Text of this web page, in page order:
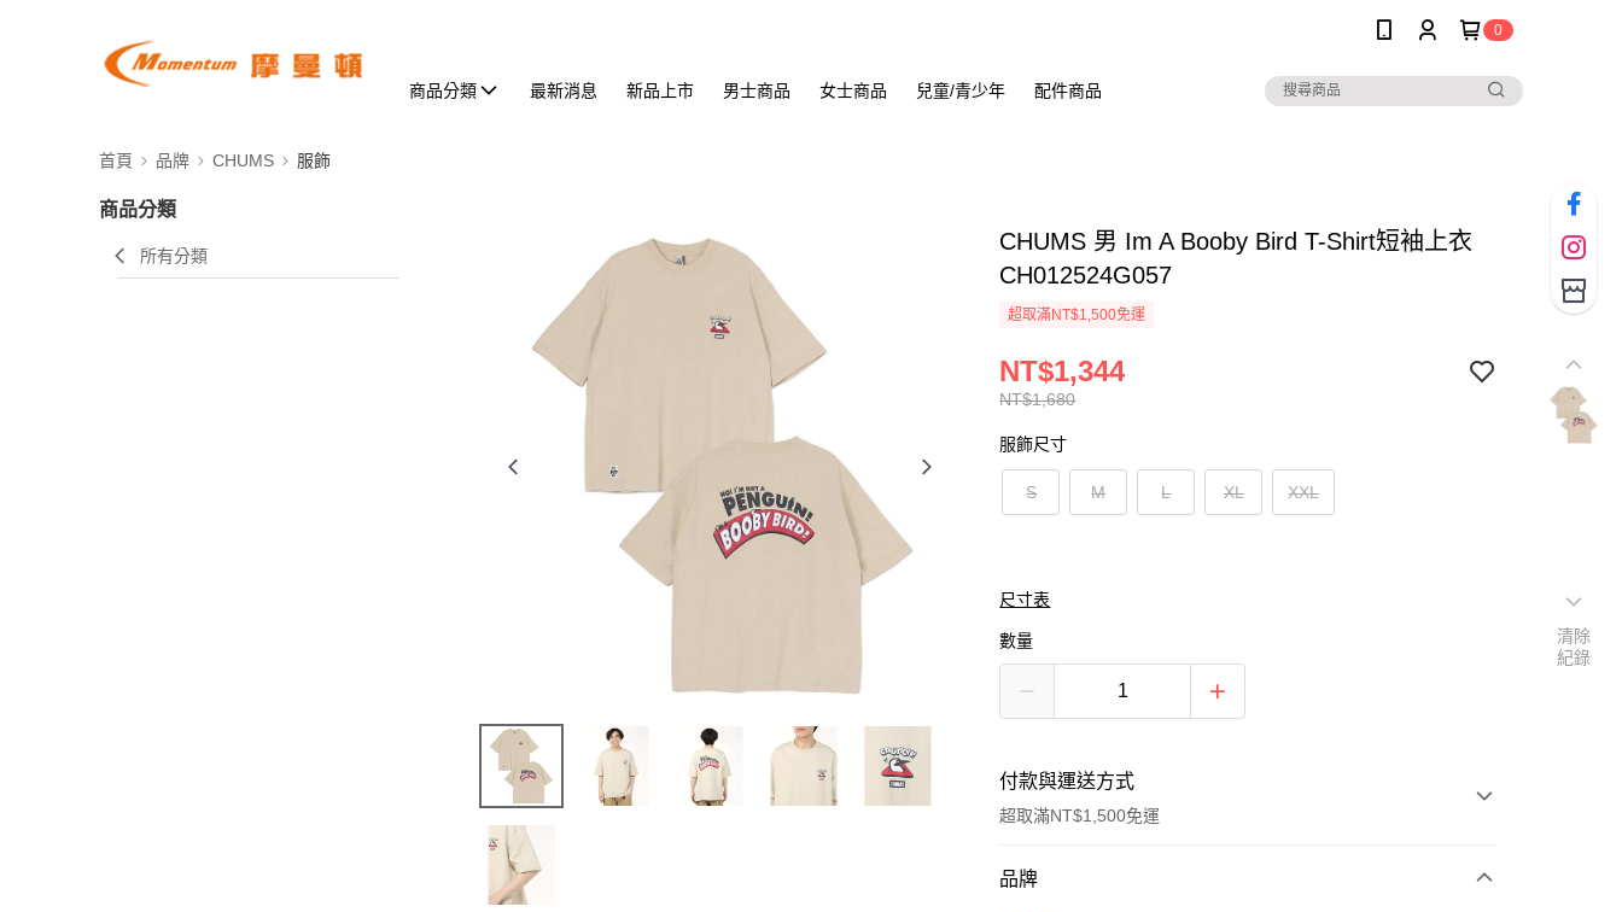
0
商品分類 最新消息 新品上市 男士商品 女士商品 兒童/青少年 配件商品
首頁 品牌 CHUMS 服飾
商品分類
所有分類
CHUMS 男 Im A Booby Bird T-Shirt短袖上衣
CH012524G057
超取滿NT$1,500免運
NT$1,680
NT$1,344
服飾尺寸
S M L XL XXL
尺寸表
數量
付款與運送方式
超取滿NT$1,500免運
付款方式
品牌
清除
紀錄